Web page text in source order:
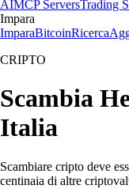
AIMCP ServersTrading
Impara
ImparaBitcoinRicerca
CRIPTO
Scambia
Italia
Scambiare cripto deve
centinaia di altre